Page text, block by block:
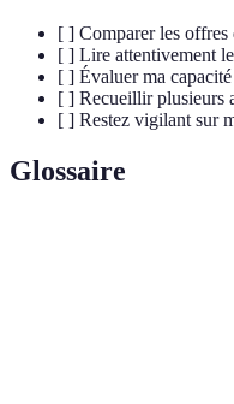
[ ] Comparer les offres
[ ] Lire attentivement
[ ] Évaluer ma
[ ] Recueillir plusieurs
[ ] Restez vigilant sur
Glossaire